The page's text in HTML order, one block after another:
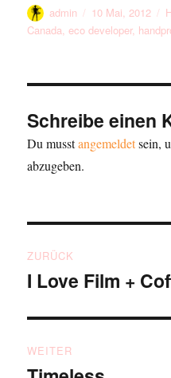
Autor
admin
Veröffentlicht
am
10 Mai, 2012
Canada,eco developer,
Schreibe einen
Du musstangemeldetsein,
abzugeben.
ZURÜCK
Vorheriger
I Love Film +
WEITER